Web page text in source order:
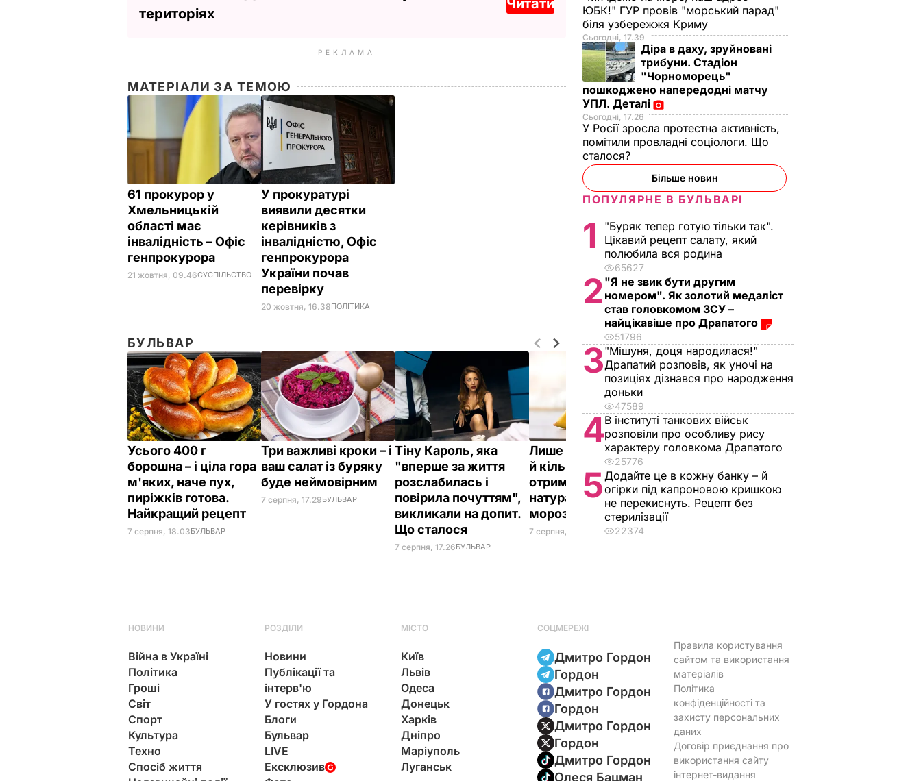
територіях
Читати
РЕКЛАМА
МАТЕРІАЛИ ЗА ТЕМОЮ
61 прокурор у
Хмельницькій
області має
інвалідність – Офіс
генпрокурора
21 жовтня, 09.46СУСПІЛЬСТВО
У прокуратурі
виявили десятки
керівників з
інвалідністю, Офіс
генпрокурора
України почав
перевірку
20 жовтня, 16.38ПОЛІТИКА
БУЛЬВАР
Усього 400 г
борошна – і ціла гора
м'яких, наче пух,
пиріжків готова.
Найкращий рецепт
7 серпня, 18.03БУЛЬВАР
Три важливі кроки – і
ваш салат із буряку
буде неймовірним
7 серпня, 17.29БУЛЬВАР
Тіну Кароль, яка
"вперше за життя
розслабилась і
повірила почуттям",
викликали на допит.
Що сталося
7 серпня, 17.26БУЛЬВАР
Лише три інгредієнти
й кілька хвилин – і ви
отримаєте вдома
натуральне
морозиво
7 серпня, 16.17 БУЛЬВАР
Як із Путіна "знімали
мірку" для Колобка,
який спровокував
вибухи в Москві й
протести в РФ
ЮБК!" ГУР провів "морський парад"
біля узбережжя Криму
Сьогодні, 17.39
Діра в даху, зруйновані
трибуни. Стадіон
"Чорноморець"
пошкоджено напередодні матчу
УПЛ. Деталі
Сьогодні, 17.26
У Росії зросла протестна активність,
помітили провладні соціологи. Що
сталося?
Більше новин
ПОПУЛЯРНЕ В БУЛЬВАРІ
1
"Буряк тепер готую тільки так".
Цікавий рецепт салату, який
полюбила вся родина
65627
2 "Я не звик бути другим
номером". Як золотий медаліст
став головкомом ЗСУ –
найцікавіше про Драпатого
51796
3"Мішуня, доця народилася!"
Драпатий розповів, як уночі на
позиціях дізнався про народження
доньки
47589
4В інституті танкових військ
розповіли про особливу рису
характеру головкома Драпатого
25776
5Додайте це в кожну банку – й
огірки під капроновою кришкою
не перекиснуть. Рецепт без
стерилізації
22374
НОВИНИ
Війна в Україні
Політика
Гроші
Світ
Спорт
Культура
Техно
Спосіб життя
РОЗДІЛИ
Новини
Публікації та
інтерв'ю
У гостях у Гордона
Блоги
Бульвар
LIVE
Ексклюзив
МІСТО
Київ
Львів
Одеса
Донецьк
Харків
Дніпро
Маріуполь
Луганськ
СОЦМЕРЕЖІ
Дмитро Гордон
Гордон
Дмитро Гордон
Гордон
Дмитро Гордон
Гордон
Дмитро Гордон
Олеся Бацман
Правила користування
сайтом та використання
матеріалів
Політика
конфіденційності та
захисту персональних
даних
Договір приєднання про
використання сайту
інтернет-видання